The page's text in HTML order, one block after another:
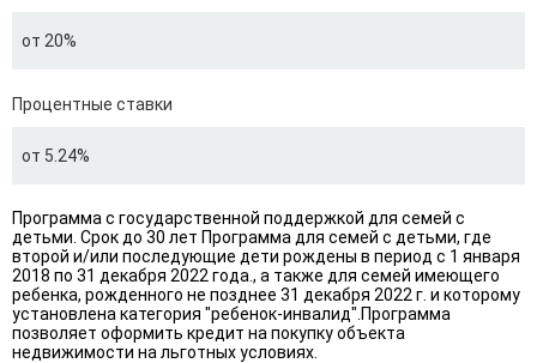
от 20%
Процентные ставки
от 5.24%
Программа с государственной поддержкой для семей с
детьми. Cрок до 30 лет Программа для семей с детьми, где
второй и/или последующие дети рождены в период с 1 января
2018 по 31 декабря 2022 года., а также для семей имеющего
ребенка, рожденного не позднее 31 декабря 2022 г. и которому
установлена категория "ребенок-инвалид".Программа
позволяет оформить кредит на покупку объекта
недвижимости на льготных условиях.